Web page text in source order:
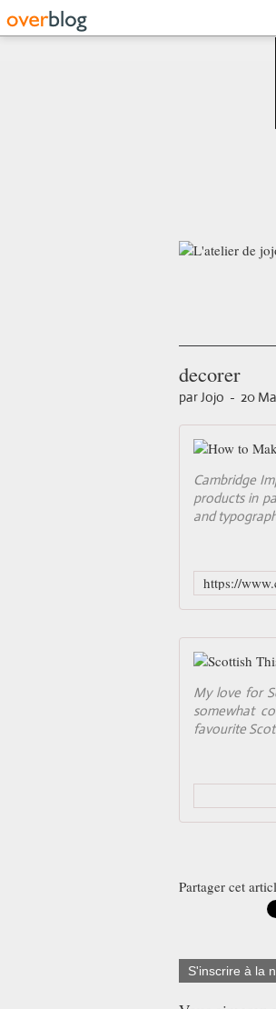
decorer
par Jojo - 20
Cambridge
products in
and
My love for
somewhat
favourite
Partager cet
S'inscrire à la